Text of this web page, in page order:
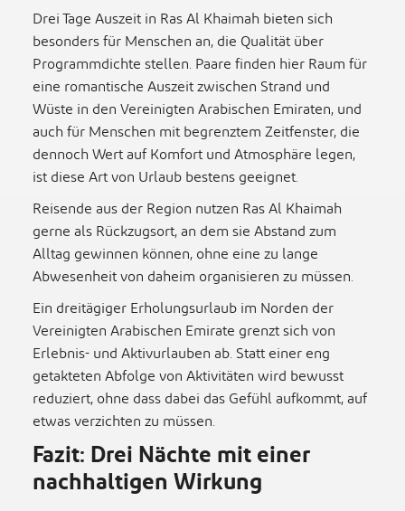
Drei Tage Auszeit in Ras Al Khaimah bieten sich
besonders für Menschen an, die Qualität über
Programmdichte stellen. Paare finden hier Raum für
eine romantische Auszeit zwischen Strand und
Wüste in den Vereinigten Arabischen Emiraten, und
auch für Menschen mit begrenztem Zeitfenster, die
dennoch Wert auf Komfort und Atmosphäre legen,
ist diese Art von Urlaub bestens geeignet.
Reisende aus der Region nutzen Ras Al Khaimah
gerne als Rückzugsort, an dem sie Abstand zum
Alltag gewinnen können, ohne eine zu lange
Abwesenheit von daheim organisieren zu müssen.
Ein dreitägiger Erholungsurlaub im Norden der
Vereinigten Arabischen Emirate grenzt sich von
Erlebnis- und Aktivurlauben ab. Statt einer eng
getakteten Abfolge von Aktivitäten wird bewusst
reduziert, ohne dass dabei das Gefühl aufkommt, auf
etwas verzichten zu müssen.
Fazit: Drei Nächte mit einer
nachhaltigen Wirkung